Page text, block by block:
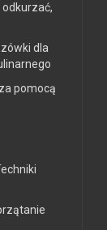
dla
pomocą